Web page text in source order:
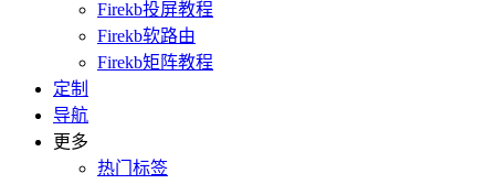
Firekb投屏教程
Firekb软路由
Firekb矩阵教程
定制
导航
更多
热门标签